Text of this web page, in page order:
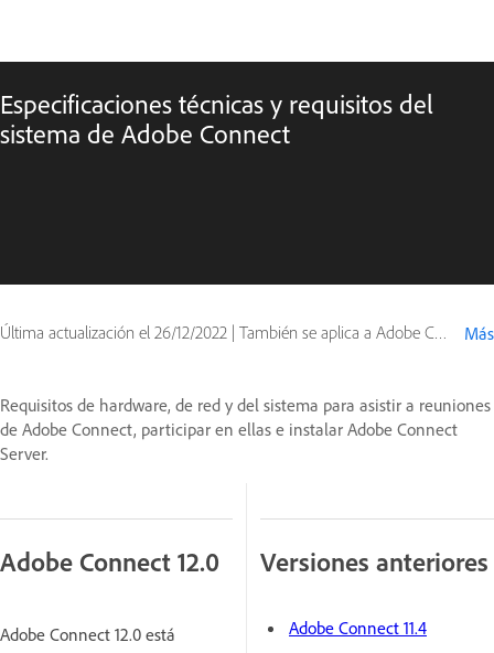
Especificaciones técnicas y requisitos del
sistema de Adobe Connect
Última actualización el 26/12/2022 | También se aplica a Adobe Connect 10, Adobe Connect 11 Más
Requisitos de hardware, de red y del sistema para asistir a reuniones
de Adobe Connect, participar en ellas e instalar Adobe Connect
Server.
Adobe Connect 12.0
Adobe Connect 12.0 está
Versiones anteriores
Adobe Connect 11.4